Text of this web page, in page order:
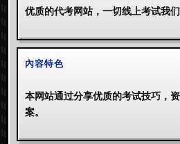
优质的代考网站，一切线上考试我们
內容特色
本网站通过分享优质的考试技巧，
案。